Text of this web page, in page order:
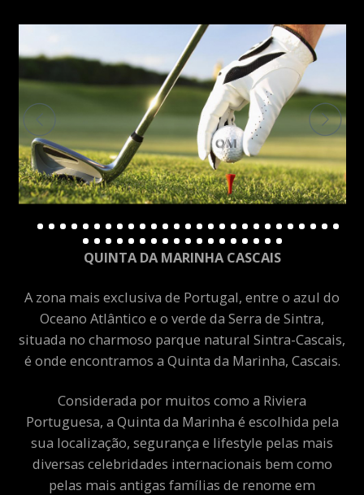
QUINTA DA MARINHA CASCAIS
A zona mais exclusiva de Portugal, entre o azul do
Oceano Atlântico e o verde da Serra de Sintra,
situada no charmoso parque natural Sintra-Cascais,
é onde encontramos a Quinta da Marinha, Cascais.
Considerada por muitos como a Riviera
Portuguesa, a Quinta da Marinha é escolhida pela
sua localização, segurança e lifestyle pelas mais
diversas celebridades internacionais bem como
pelas mais antigas famílias de renome em